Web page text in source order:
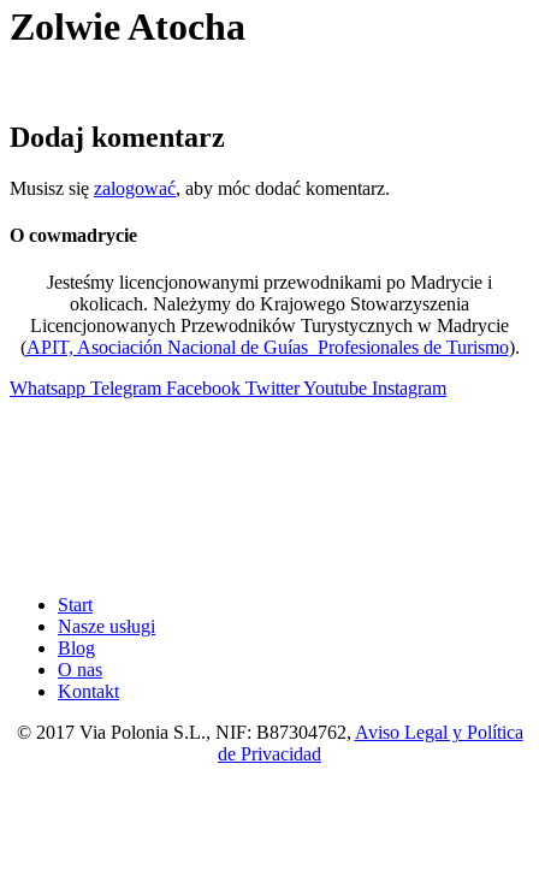
Zolwie Atocha
Dodaj komentarz
Musisz się zalogować, aby móc dodać komentarz.
O cowmadrycie
Jesteśmy licencjonowanymi przewodnikami po Madrycie i
okolicach. Należymy do Krajowego Stowarzyszenia
Licencjonowanych Przewodników Turystycznych w Madrycie
(APIT, Asociación Nacional de Guías Profesionales de Turismo).
Whatsapp Telegram Facebook TwitterYoutube Instagram
Start
Nasze usługi
Blog
O nas
Kontakt
© 2017 Via Polonia S.L., NIF: B87304762, Aviso Legal y Política
de Privacidad